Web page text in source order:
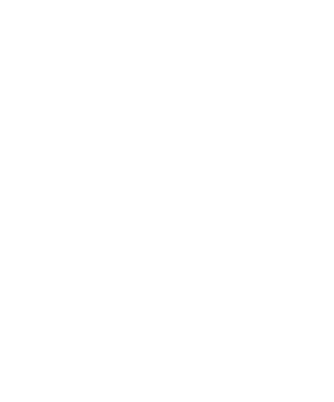
Auto­ser­vice zu fai­ren Prei­sen